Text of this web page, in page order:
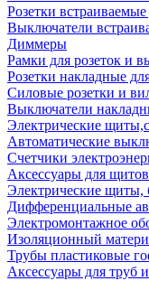
Розетки
Выключатели
Диммеры
Рамки для розеток и
Розетки накладные
Силовые розетки и
Выключатели
Электрические
Автоматические
Счетчики
Аксессуары для щитов
Электрические щиты,
Дифференциальные
Электромонтажное
Изоляционный
Трубы пластиковые
Аксессуары для труб